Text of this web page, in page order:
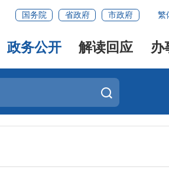
国务院 省政府 市政府 繁
政务公开 解读回应 办